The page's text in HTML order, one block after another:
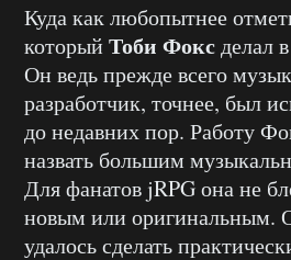
Куда как любопытнее
который Тоби Фоксделал
Он ведь прежде всего
разработчик, точнее, был
до недавних пор. Работу
назвать большим
Для фанатов jRPG она не
новым или оригинальным.
удалось сделать